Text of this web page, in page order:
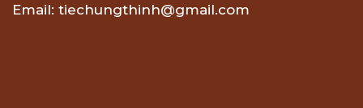
Email: tiechungthinh@gmail.com